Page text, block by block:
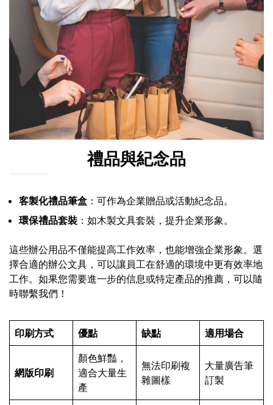
禮品與紀念品
客製化禮品筆盒 ：可作為企業贈品或活動紀念品。
環保禮品套裝 ：如木製文具套裝，提升企業形象。
這些辦公用品不僅能提高工作效率，也能增強企業形象。選
擇合適的辦公文具，可以讓員工在舒適的環境中更有效率地
工作。如果您需要進一步的信息或特定產品的推薦，可以隨
時聯繫我們！
印刷方式 優點 缺點 適用場合
網版印刷
顏色鮮豔，
適合大量生
產
無法印刷複
雜圖樣
大量廣告筆
訂製